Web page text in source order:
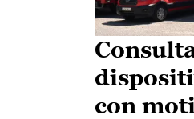
con